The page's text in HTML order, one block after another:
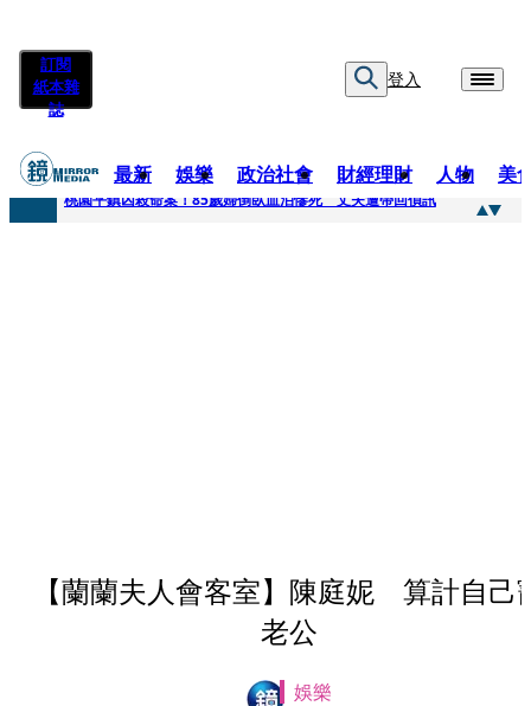
訂閱
紙本雜
誌
登入
最新 娛樂 政治社會 財經理財 人物 美
快訊
桃園平鎮凶殺命案！85歲婦倒臥血泊慘死 丈夫遭帶回偵訊
【蘭蘭夫人會客室】陳庭妮 算計自己
老公
娛樂